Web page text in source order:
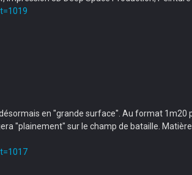
en "grande surface". Au format
"plainement" sur le champ de bataille.